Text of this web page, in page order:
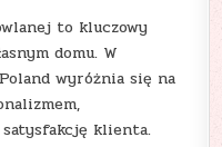
to kluczowy
domu. W
wyróżnia się na
satysfakcję klienta.